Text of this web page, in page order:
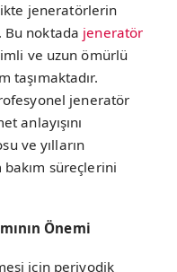
jeneratörlerin
Bu noktada jeneratör
ve uzun ömürlü
taşımaktadır.
jeneratör
anlayışını
ve yılların
süreçlerini
Önemi
için periyodik